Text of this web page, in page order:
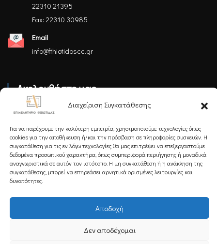
Διαχείριση Συγκατάθεσης
Για να παρέχουμε την καλύτερη εμπειρία, χρησιμοποιούμε τεχνολογίες όπως
cookies για την αποθήκευση ή/και την πρόσβαση σε πληροφορίες συσκευών. Η
συγκατάθεση για τις εν λόγω τεχνολογίες θα μας επιτρέψει να επεξεργαστούμε
δεδομένα προσωπικού χαρακτήρα, όπως συμπεριφορά περιήγησης ή μοναδικά
αναγνωριστικά σε αυτόν τον ιστότοπο. Η μη συγκατάθεση ή η ανάκληση της
συγκατάθεσης, μπορεί να επηρεάσει αρνητικά ορισμένες λειτουργίες και
δυνατότητες.
Αποδοχή
Δεν αποδέχομαι
22310 21395
Fax: 22310 30985
Email
info@fthiotidoscc.gr
Ακολουθήστε μας
Εγγραφείτε στο Newsletter μας